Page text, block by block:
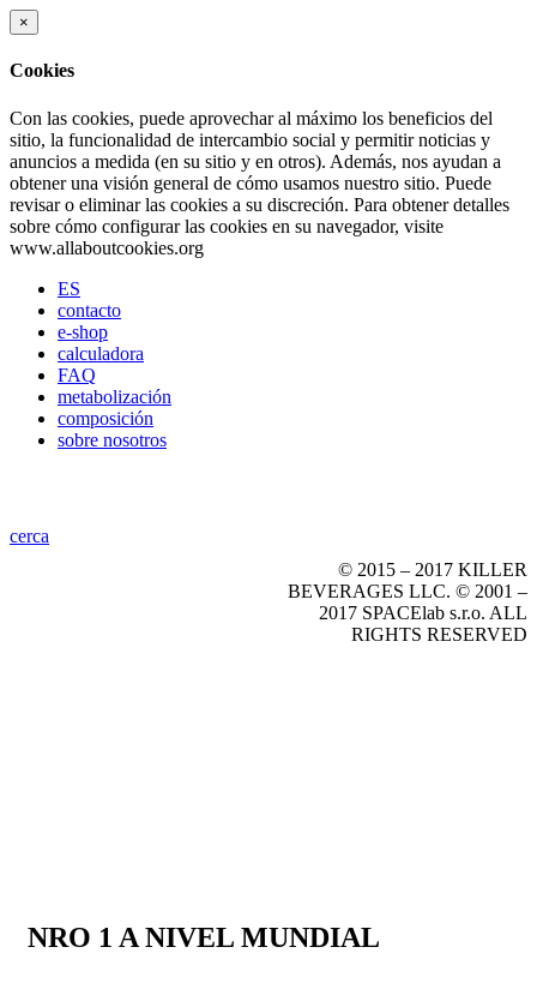
×
Cookies
Con las cookies, puede aprovechar al máximo los beneficios del
sitio, la funcionalidad de intercambio social y permitir noticias y
anuncios a medida (en su sitio y en otros). Además, nos ayudan a
obtener una visión general de cómo usamos nuestro sitio. Puede
revisar o eliminar las cookies a su discreción. Para obtener detalles
sobre cómo configurar las cookies en su navegador, visite
www.allaboutcookies.org
ES
contacto
e-shop
calculadora
FAQ
metabolización
composición
sobre nosotros
cerca
© 2015 – 2017 KILLER
BEVERAGES LLC. © 2001 –
2017 SPACElab s.r.o. ALL
RIGHTS RESERVED
NRO 1 A NIVEL MUNDIAL